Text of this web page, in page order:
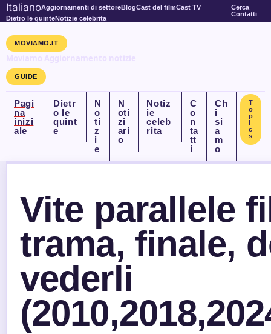
ItalianoAggiornamenti di settoreBlogCast del filmCast TV
Dietro le quinteNotizie celebrita
Cerca
Contatti
MOVIAMO.IT
Moviamo Aggiornamento notizie
GUIDE
Pagi
na
inizi
ale
Dietr
o le
quint
e
N
o
ti
z
i
e
N
oti
zi
ari
o
Notiz
ie
celeb
rita
C
o
n
ta
tt
i
Ch
i
si
a
m
o
T
o
p
i
c
s
Vite parallele
trama, finale,
vederli